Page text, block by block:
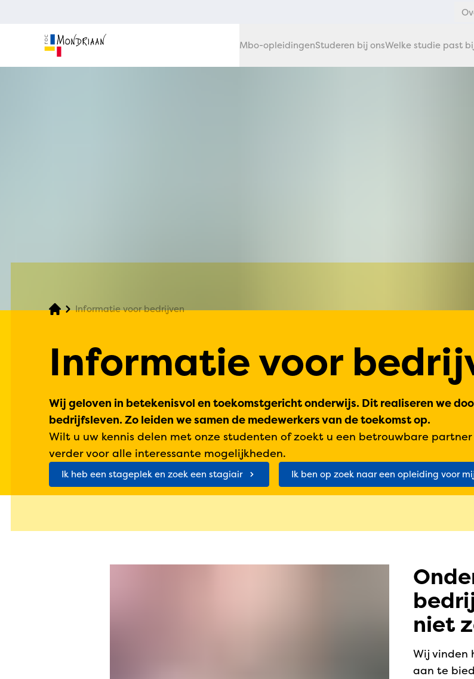
Mbo-opleidingenStuderen bij onsWelke studie past
Informatie voor bedrijven
Informatie voor
Wij geloven in betekenisvol en toekomstgericht onderwijs. Dit realiseren we
bedrijfsleven. Zo leiden we samen de medewerkers van de toekomst op.
Wilt u uw kennis delen met onze studenten of zoekt u een betrouwbare
verder voor alle interessante mogelijkheden.
Ik heb een stageplek en zoek een stagiair Ik ben op zoek naar een opleiding voor
niet
Wij vinden
aan te